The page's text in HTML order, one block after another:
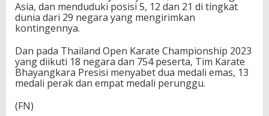
Asia, dan menduduki posisi 5, 12 dan 21 di tingkat
dunia dari 29 negara yang mengirimkan
kontingennya.
Dan pada Thailand Open Karate Championship 2023
yang diikuti 18 negara dan 754 peserta, Tim Karate
Bhayangkara Presisi menyabet dua medali emas, 13
medali perak dan empat medali perunggu.
(FN)